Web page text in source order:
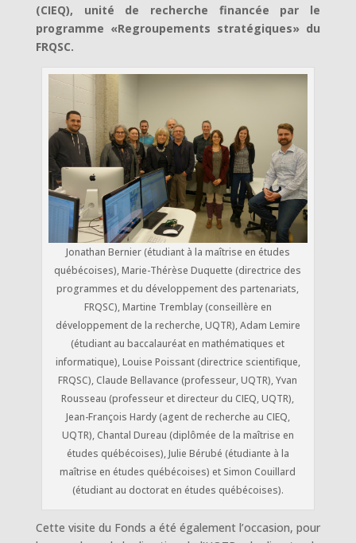
(CIEQ), unité de recherche financée par le
programme «Regroupements stratégiques» du
FRQSC.
Jonathan Bernier (étudiant à la maîtrise en études
québécoises), Marie-Thérèse Duquette (directrice des
programmes et du développement des partenariats,
FRQSC), Martine Tremblay (conseillère en
développement de la recherche, UQTR), Adam Lemire
(étudiant au baccalauréat en mathématiques et
informatique), Louise Poissant (directrice scientifique,
FRQSC), Claude Bellavance (professeur, UQTR), Yvan
Rousseau (professeur et directeur du CIEQ, UQTR),
Jean-François Hardy (agent de recherche au CIEQ,
UQTR), Chantal Dureau (diplômée de la maîtrise en
études québécoises), Julie Bérubé (étudiante à la
maîtrise en études québécoises) et Simon Couillard
(étudiant au doctorat en études québécoises).
Cette visite du Fonds a été également l’occasion, pour